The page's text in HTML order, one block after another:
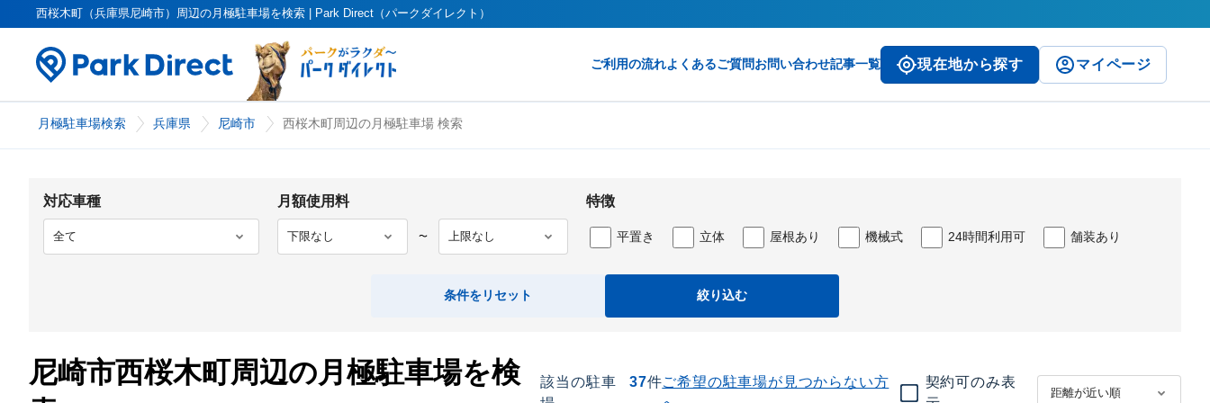
西桜木町（兵庫県尼崎市）周辺の月極駐車場を検索 | Park Direct（パークダイレクト）
ご利用の流れよくあるご質問お問い合わせ記事一覧 現在地から探す マイページ
月極駐車場検索 兵庫県 尼崎市 西桜木町周辺の月極駐車場 検索
対応車種 月額使用料
〜
特徴
平置き 立体 屋根あり 機械式 24時間利用可 舗装あり
条件をリセット 絞り込む
尼崎市西桜木町周辺の月極駐車場を検
該当の駐車
37件ご希望の駐車場が見つからない方
契約可のみ表